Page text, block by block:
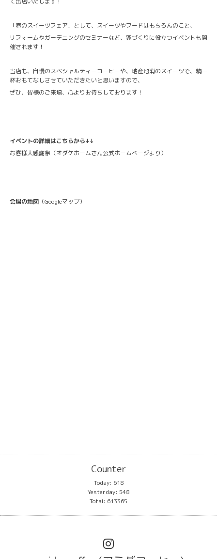
「春のスイーツフェア」として、スイーツやフードはもちろんのこと、
リフォームやガーデニングのセミナーなど、家づくりに役立つイベントも開
催されます！
当店も、自慢のスペシャルティーコーヒーや、地産地消のスイーツで、精一
杯おもてなしさせていただきたいと思いますので、
ぜひ、皆様のご来場、心よりお待ちしております！
イベントの詳細はこちらから↓↓
お客様大感謝祭 （オダケホームさん公式ホームページより）
会場の地図 （Googleマップ）
Counter
Today: 618
Yesterday: 548
Total: 613365